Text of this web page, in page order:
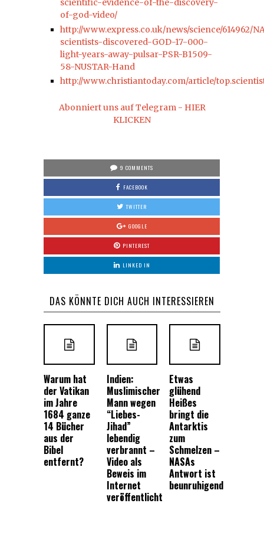
scientific-evidence-of-the-discovery-
of-god-video/
http://www.express.co.uk/news/science/614962/
scientists-discovered-GOD-17-000-
light-years-away-pulsar-PSR-B1509-
58-NUSTAR-Hand
http://www.christiantoday.com/article/
Abonniert uns auf Telegram - HIER
KLICKEN
9 COMMENTS
FACEBOOK
TWITTER
GOOGLE
PINTEREST
LINKED IN
DAS KÖNNTE DICH AUCH INTERESSIEREN
Warum hat
der Vatikan
im Jahre
1684 ganze
14 Bücher
aus der
Bibel
entfernt?
Indien:
Muslimischer
Mann wegen
“Liebes-
Jihad”
lebendig
verbrannt –
Video als
Beweis im
Internet
veröffentlicht
Etwas
glühend
Heißes
bringt die
Antarktis
zum
Schmelzen –
NASAs
Antwort ist
beunruhigend